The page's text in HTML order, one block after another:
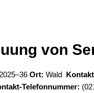
von
Ort: Wald
Tele­fon­num­mer: